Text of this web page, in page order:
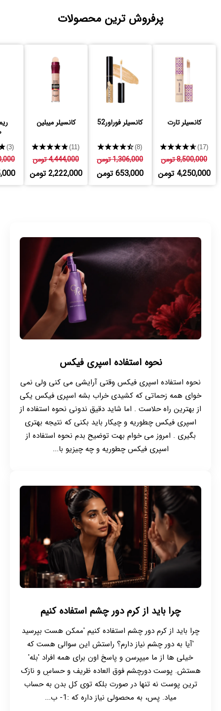
پرفروش ترین محصولات
کانسیلر تارت
★★★★★(17)
8,500,000 تومن
4,250,000 تومن
کانسیلر فوراور52
★★★★★(8)
1,306,000 تومن
653,000 تومن
کانسیلر میبلین
★★★★★(11)
4,444,000 تومن
2,222,000 تومن
(3)
نحوه استفاده اسپری فیکس
نحوه استفاده اسپری فیکس وقتی آرایشی می کنی ولی نمی
خوای همه زحماتی که کشیدی خراب بشه اسپری فیکس یکی
از بهترین راه حلاست . اما شاید دقیق ندونی نحوه استفاده از
اسپری فیکس چطوریه و چیکار باید بکنی که نتیجه بهتری
بگیری . امروز می خوام بهت توضیح بدم نحوه استفاده از
اسپری فیکس چطوریه و چه چیزیو با...
چرا باید از کرم دور چشم استفاده کنیم
چرا باید از کرم دور چشم استفاده کنیم 'ممکن هست بپرسید
'آیا به دور چشم نیاز دارم؟ راستش این سوالی هست که
خیلی ها از ما میپرسن و پاسخ اون برای همه افراد 'بله'
هستش. پوست دورچشم فوق العاده ظریف و حساسِ و نازک
ترین پوست نه تنها در صورت بلکه توی کل بدن به حساب
میاد. پس، به محصولی نیاز داره که :1- ب...